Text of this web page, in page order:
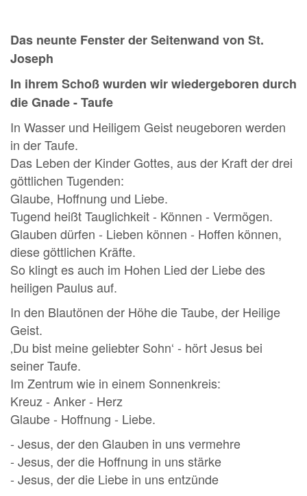
Das neunte Fenster der Seitenwand von St.
Joseph
In ihrem Schoß wurden wir wiedergeboren durch
die Gnade - Taufe
In Wasser und Heiligem Geist neugeboren werden
in der Taufe.
Das Leben der Kinder Gottes, aus der Kraft der drei
göttlichen Tugenden:
Glaube, Hoffnung und Liebe.
Tugend heißt Tauglichkeit - Können - Vermögen.
Glauben dürfen - Lieben können - Hoffen können,
diese göttlichen Kräfte.
So klingt es auch im Hohen Lied der Liebe des
heiligen Paulus auf.
In den Blautönen der Höhe die Taube, der Heilige
Geist.
‚Du bist meine geliebter Sohn‘ - hört Jesus bei
seiner Taufe.
Im Zentrum wie in einem Sonnenkreis:
Kreuz - Anker - Herz
Glaube - Hoffnung - Liebe.
- Jesus, der den Glauben in uns vermehre
- Jesus, der die Hoffnung in uns stärke
- Jesus, der die Liebe in uns entzünde